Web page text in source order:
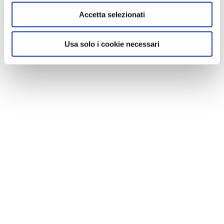
Accetta selezionati
Usa solo i cookie necessari